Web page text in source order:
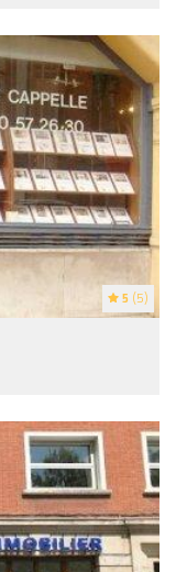
5 (5)